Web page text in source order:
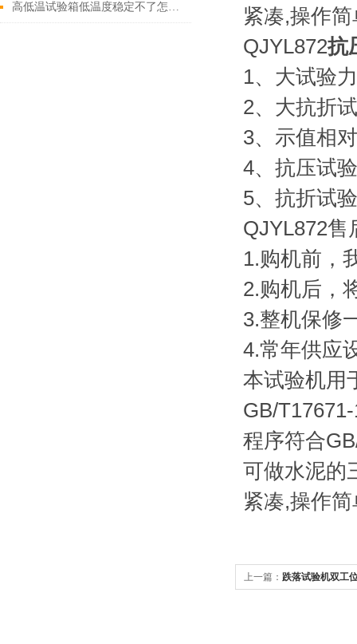
高低温试验箱低温度稳定不了怎么办
紧凑,操作
QJYL872抗
1、大试验
2、大抗折
3、示值相
4、抗压试
5、抗折试
QJYL872售
1.购机前，
2.购机后，
3.整机保修
4.常年供应
本试验机用
GB/
程序符合
可做水泥的
紧凑,操作
上一篇： 跌落试验机双工